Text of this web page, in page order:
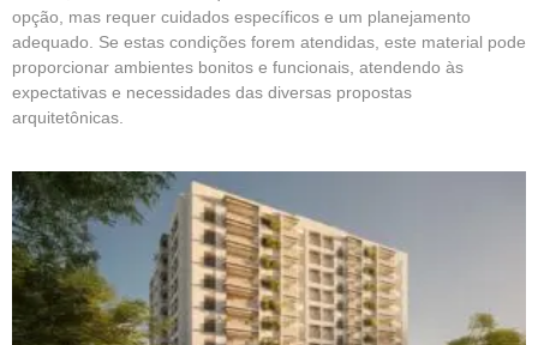
opção, mas requer cuidados específicos e um planejamento
adequado. Se estas condições forem atendidas, este material pode
proporcionar ambientes bonitos e funcionais, atendendo às
expectativas e necessidades das diversas propostas
arquitetônicas.